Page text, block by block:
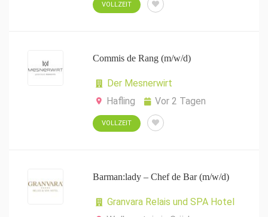
VOLLZEIT
Commis de Rang (m/w/d)
Der Mesnerwirt
Hafling
Vor 2 Tagen
VOLLZEIT
Barman:lady – Chef de Bar (m/w/d)
Granvara Relais und SPA Hotel